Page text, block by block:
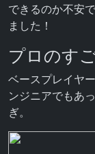
できるのか不安
ました！
プロのす
ベースプレイヤ
ンジニアでもあ
ぎ。